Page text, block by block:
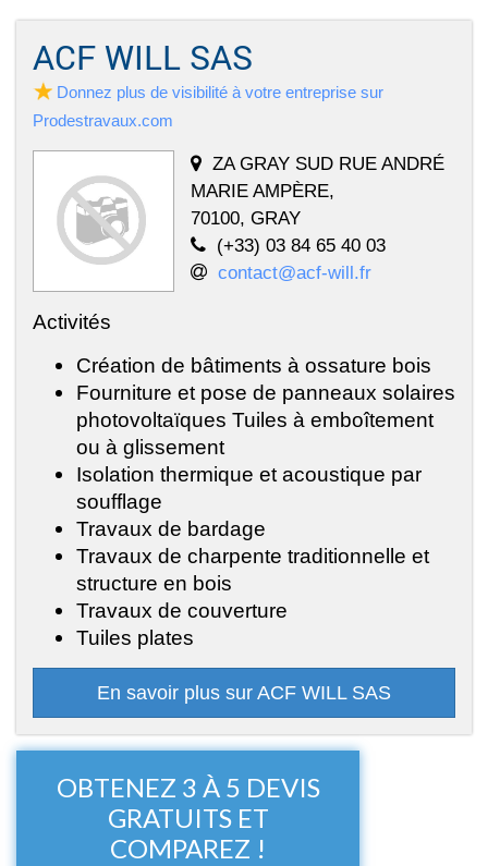
ACF WILL SAS
Donnez plus de visibilité à votre entreprise sur
Prodestravaux.com
ZA GRAY SUD RUE ANDRÉ
MARIE AMPÈRE,
70100, GRAY
(+33) 03 84 65 40 03
contact@acf-will.fr
Activités
Création de bâtiments à ossature bois
Fourniture et pose de panneaux solaires
photovoltaïques Tuiles à emboîtement
ou à glissement
Isolation thermique et acoustique par
soufflage
Travaux de bardage
Travaux de charpente traditionnelle et
structure en bois
Travaux de couverture
Tuiles plates
En savoir plus sur ACF WILL SAS
OBTENEZ 3 À 5 DEVIS
GRATUITS ET
COMPAREZ !